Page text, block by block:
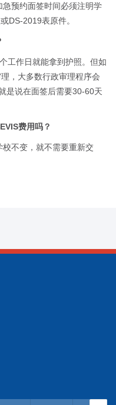
预约面签时间必须注明学
DS-2019表原件。
工作日就能拿到护照。但如
，大多数行政审理程序会
是说在面签后需要30-60天
费用吗？
不变，就不需要重新交